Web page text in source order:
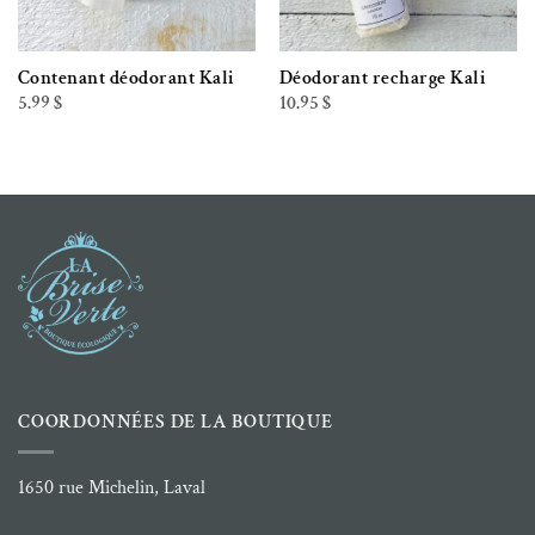
Contenant déodorant Kali
5.99 $
Déodorant recharge Kali
10.95 $
COORDONNÉES DE LA BOUTIQUE
1650 rue Michelin, Laval